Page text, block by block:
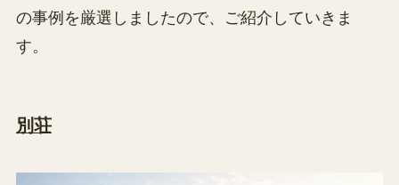
の事例を厳選しましたので、ご紹介していきま
す。
別荘